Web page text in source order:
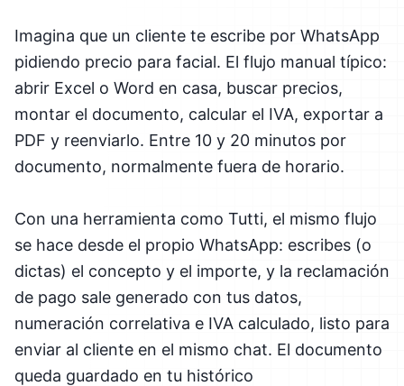
Imagina que un cliente te escribe por WhatsApp
pidiendo precio para facial. El flujo manual típico:
abrir Excel o Word en casa, buscar precios,
montar el documento, calcular el IVA, exportar a
PDF y reenviarlo. Entre 10 y 20 minutos por
documento, normalmente fuera de horario.
Con una herramienta como Tutti, el mismo flujo
se hace desde el propio WhatsApp: escribes (o
dictas) el concepto y el importe, y la reclamación
de pago sale generado con tus datos,
numeración correlativa e IVA calculado, listo para
enviar al cliente en el mismo chat. El documento
queda guardado en tu histórico